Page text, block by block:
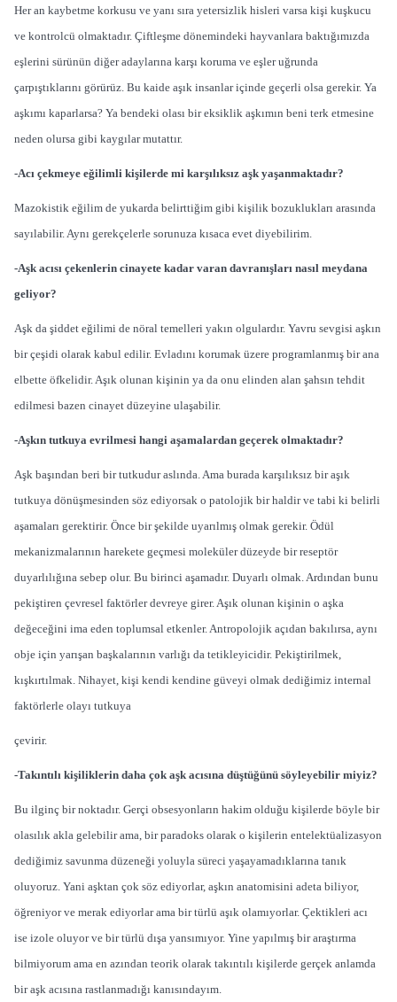
Her an kaybetme korkusu ve yanı sıra yetersizlik hisleri varsa kişi kuşkucu
ve kontrolcü olmaktadır. Çiftleşme dönemindeki hayvanlara baktığımızda
eşlerini sürünün diğer adaylarına karşı koruma ve eşler uğrunda
çarpıştıklarını görürüz. Bu kaide aşık insanlar içinde geçerli olsa gerekir. Ya
aşkımı kaparlarsa? Ya bendeki olası bir eksiklik aşkımın beni terk etmesine
neden olursa gibi kaygılar mutattır.
-Acı çekmeye eğilimli kişilerde mi karşılıksız aşk yaşanmaktadır?
Mazokistik eğilim de yukarda belirttiğim gibi kişilik bozuklukları arasında
sayılabilir. Aynı gerekçelerle sorunuza kısaca evet diyebilirim.
-Aşk acısı çekenlerin cinayete kadar varan davranışları nasıl meydana
geliyor?
Aşk da şiddet eğilimi de nöral temelleri yakın olgulardır. Yavru sevgisi aşkın
bir çeşidi olarak kabul edilir. Evladını korumak üzere programlanmış bir ana
elbette öfkelidir. Aşık olunan kişinin ya da onu elinden alan şahsın tehdit
edilmesi bazen cinayet düzeyine ulaşabilir.
-Aşkın tutkuya evrilmesi hangi aşamalardan geçerek olmaktadır?
Aşk başından beri bir tutkudur aslında. Ama burada karşılıksız bir aşık
tutkuya dönüşmesinden söz ediyorsak o patolojik bir haldir ve tabi ki belirli
aşamaları gerektirir. Önce bir şekilde uyarılmış olmak gerekir. Ödül
mekanizmalarının harekete geçmesi moleküler düzeyde bir reseptör
duyarlılığına sebep olur. Bu birinci aşamadır. Duyarlı olmak. Ardından bunu
pekiştiren çevresel faktörler devreye girer. Aşık olunan kişinin o aşka
değeceğini ima eden toplumsal etkenler. Antropolojik açıdan bakılırsa, aynı
obje için yarışan başkalarının varlığı da tetikleyicidir. Pekiştirilmek,
kışkırtılmak. Nihayet, kişi kendi kendine güveyi olmak dediğimiz internal
faktörlerle olayı tutkuya
çevirir.
-Takıntılı kişiliklerin daha çok aşk acısına düştüğünü söyleyebilir miyiz?
Bu ilginç bir noktadır. Gerçi obsesyonların hakim olduğu kişilerde böyle bir
olasılık akla gelebilir ama, bir paradoks olarak o kişilerin entelektüalizasyon
dediğimiz savunma düzeneği yoluyla süreci yaşayamadıklarına tanık
oluyoruz. Yani aşktan çok söz ediyorlar, aşkın anatomisini adeta biliyor,
öğreniyor ve merak ediyorlar ama bir türlü aşık olamıyorlar. Çektikleri acı
ise izole oluyor ve bir türlü dışa yansımıyor. Yine yapılmış bir araştırma
bilmiyorum ama en azından teorik olarak takıntılı kişilerde gerçek anlamda
bir aşk acısına rastlanmadığı kanısındayım.